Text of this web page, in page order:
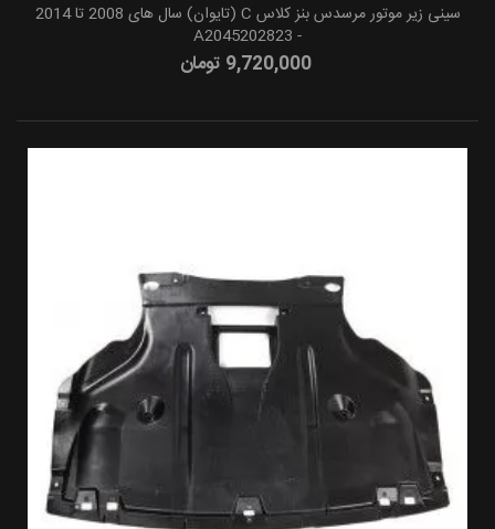
سینی زیر موتور مرسدس بنز کلاس C (تایوان) سال های 2008 تا 2014
- A2045202823
9,720,000 تومان